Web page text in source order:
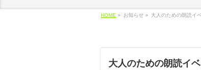
HOME » お知らせ » 大人のための朗読イ
大人のための朗読イ